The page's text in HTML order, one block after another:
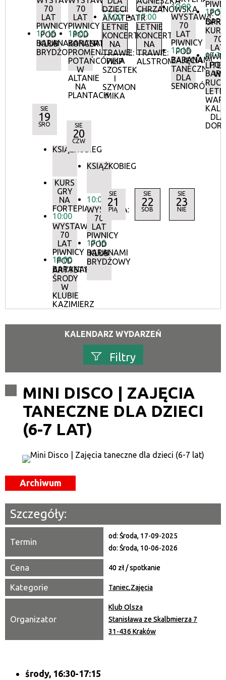
70
LAT
PIWNICY
POD
BARANAMI
17:15
KLUB
BRYDŻOWY
70
LAT
PIWNICY
POD
BARANAMI
18:00
KONCERTY
PROMENADOWE:
POTAŃCÓWKA
W
ALTANIE
NA
PLANTACH
DZIECI:
AMATEATR
17:00
LETNIE
KONCERTY
NA
TRAWIE:
FILIP
SZOSTEK
I
SZYMON
MIKA
CHRZANOWSKA
17:00
LETNIE
KONCERTY
NA
TRAWIE:
ALSTROMERIE
10:00
WYSTAWA:
70
LAT
PIWNICY
POD
BARANAMI
10:15
ZAJĘCIA
TANECZNE
DLA
SENIORÓW
POD
17:30
70
LAT
POD
17:30
W
DLA
SIE
19
ŚRO
KSIĄŻKOBIEG
KURS
GRY
NA
FORTEPIANIE
10:00
WYSTAWA:
70
LAT
PIWNICY
POD
BARANAMI
18:00
ARTYSTYCZNE
ŚRODY
W
KLUBIE
KAZIMIERZ
SIE
20
CZW
KSIĄŻKOBIEG
10:00
WYSTAWA:
70
LAT
PIWNICY
POD
BARANAMI
17:15
KLUB
BRYDŻOWY
SIE
21
PIĄ
SIE
22
SOB
SIE
23
NIE
KALENDARZ WYDARZEŃ
Filtry
Kategoria
Trwające w zakresie
Promowane
MINI DISCO | ZAJĘCIA
TANECZNE DLA DZIECI
(6-7 LAT)
Archiwum
Szczegóły:
Termin
od: Środa, 17-09-2025
do: Środa, 10-06-2026
Cena 40 zł / spotkanie
Kategorie Taniec,Zajęcia
Organizator
Klub Olsza
Stanisława ze Skalbmierza 7
31-436 Kraków
środy, 16:30-17:15